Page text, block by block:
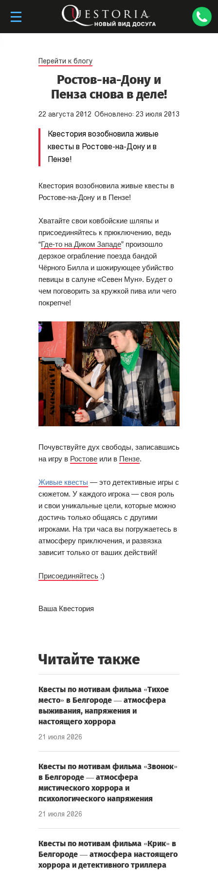
Перейти к блогу
Ростов-на-Дону и
Пенза снова в деле!
22 августа 2012 Обновлено: 23 июля 2013
Квестория возобновила живые
квесты в Ростове-на-Дону и в
Пензе!
Квестория возобновила живые квесты в
Ростове-на-Дону и в Пензе!
Хватайте свои ковбойские шляпы и
присоединяйтесь к прюключению, ведь
“Где-то на Диком Западе
дерзкое ограбление поезда бандой
Чёрного Билла и шокирующее убийство
певицы в салуне «Севен Мун». Будет о
чем поговорить за кружкой пива или чего
покрепче!
Почувствуйте дух свободы, записавшись
на игру в Ростове или в Пензе.
Живые квесты — это детективные игры с
сюжетом. У каждого игрока — своя роль
и свои уникальные цели, которые можно
достичь только общаясь с другими
игроками. На три часа вы погружаетесь в
атмосферу приключения, и развязка
зависит только от ваших действий!
Присоединяйтесь :)
Ваша Квестория
Читайте также
Квесты по мотивам фильма «Тихое
место» в Белгороде — атмосфера
выживания, напряжения и
настоящего хоррора
21 июля 2026
Квесты по мотивам фильма «Звонок»
в Белгороде — атмосфера
мистического хоррора и
психологического напряжения
21 июля 2026
Квесты по мотивам фильма «Крик» в
Белгороде — атмосфера настоящего
хоррора и детективного триллера